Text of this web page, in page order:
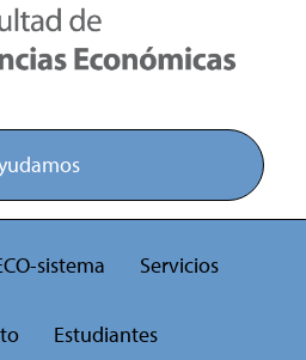
sistema Servicios
Estudiantes